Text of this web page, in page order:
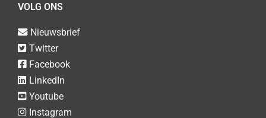
VOLG ONS
Nieuwsbrief
Twitter
Facebook
LinkedIn
Youtube
Instagram